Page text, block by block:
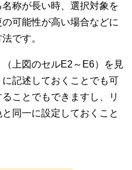
称が長い時、選択対象を
可能性が高い場合などに
です。
上図のセルE2～E6）を見
記述しておくことでも可
ことでもできますし、リ
同一に設定しておくこと